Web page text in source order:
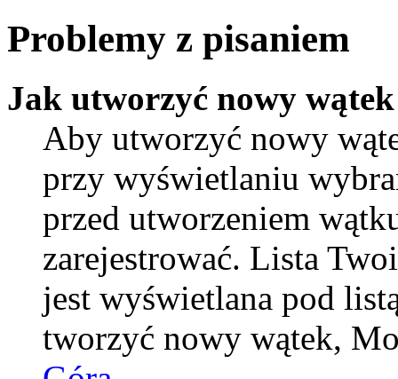
Problemy z pisaniem
Jak utworzyć nowy
Aby utworzyć nowy
przy wyświetlaniu
przed utworzeniem
zarejestrować. Lista
jest wyświetlana pod
tworzyć nowy wątek,